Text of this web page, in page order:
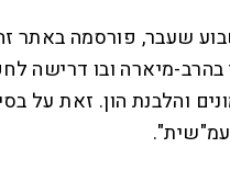
שעבר, פורסמה באתר
בהרב-מיארה ובו דרישה
והלבנת הון. זאת על